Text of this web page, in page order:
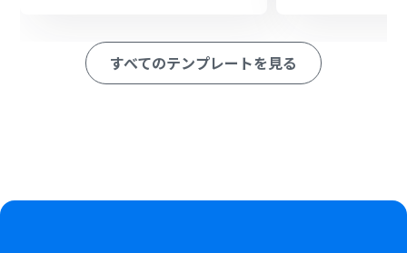
最後に、Outlookの「自分のカレンダーにイベントを登録
する」アクションを設定し、抽出した情報を基にイベント
を作成します。
OneDriveのトリガー設定では、監視の対象としたいドラ
すべてのテンプレートを見る